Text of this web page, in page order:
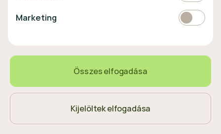
választó
EUR
© 2023 MagNetBank All rights reserved.
Magyar
Marketing Marketing
Összes elfogadása
Kijelöltek elfogadása